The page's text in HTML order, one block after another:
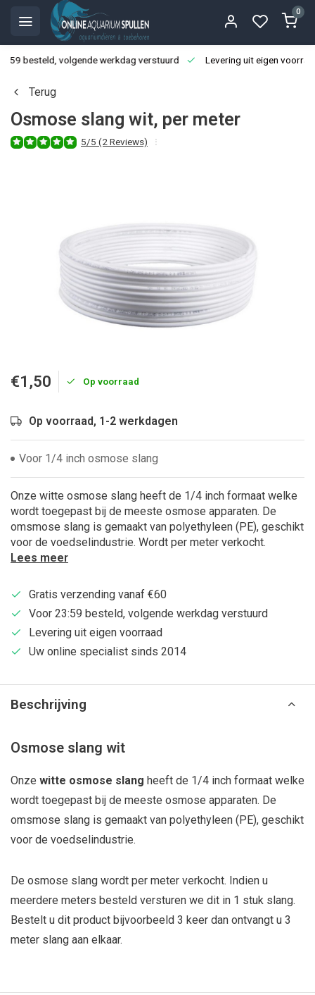
0
besteld, volgende werkdag verstuurd Levering uit eigen
Terug
Osmose slang wit, per meter
5/5 (2 Reviews)
€1,50 Op voorraad
Op voorraad, 1-2 werkdagen
Voor 1/4 inch osmose slang
Onze witte osmose slang heeft de 1/4 inch formaat welke
wordt toegepast bij de meeste osmose apparaten. De
omsmose slang is gemaakt van polyethyleen (PE), geschikt
voor de voedselindustrie. Wordt per meter verkocht.
Lees meer
Gratis verzending vanaf €60
Voor 23:59 besteld, volgende werkdag verstuurd
Levering uit eigen voorraad
Uw online specialist sinds 2014
Beschrijving
Osmose slang wit
Onze witte osmose slang heeft de 1/4 inch formaat welke
wordt toegepast bij de meeste osmose apparaten. De
omsmose slang is gemaakt van polyethyleen (PE), geschikt
voor de voedselindustrie.
De osmose slang wordt per meter verkocht. Indien u
meerdere meters besteld versturen we dit in 1 stuk slang.
Bestelt u dit product bijvoorbeeld 3 keer dan ontvangt u 3
meter slang aan elkaar.